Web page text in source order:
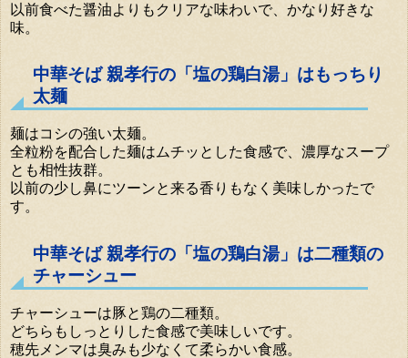
以前食べた醤油よりもクリアな味わいで、かなり好きな
味。
中華そば 親孝行の「塩の鶏白湯」はもっちり
太麺
麺はコシの強い太麺。
全粒粉を配合した麺はムチッとした食感で、濃厚なスープ
とも相性抜群。
以前の少し鼻にツーンと来る香りもなく美味しかったで
す。
中華そば 親孝行の「塩の鶏白湯」は二種類の
チャーシュー
チャーシューは豚と鶏の二種類。
どちらもしっとりした食感で美味しいです。
穂先メンマは臭みも少なくて柔らかい食感。